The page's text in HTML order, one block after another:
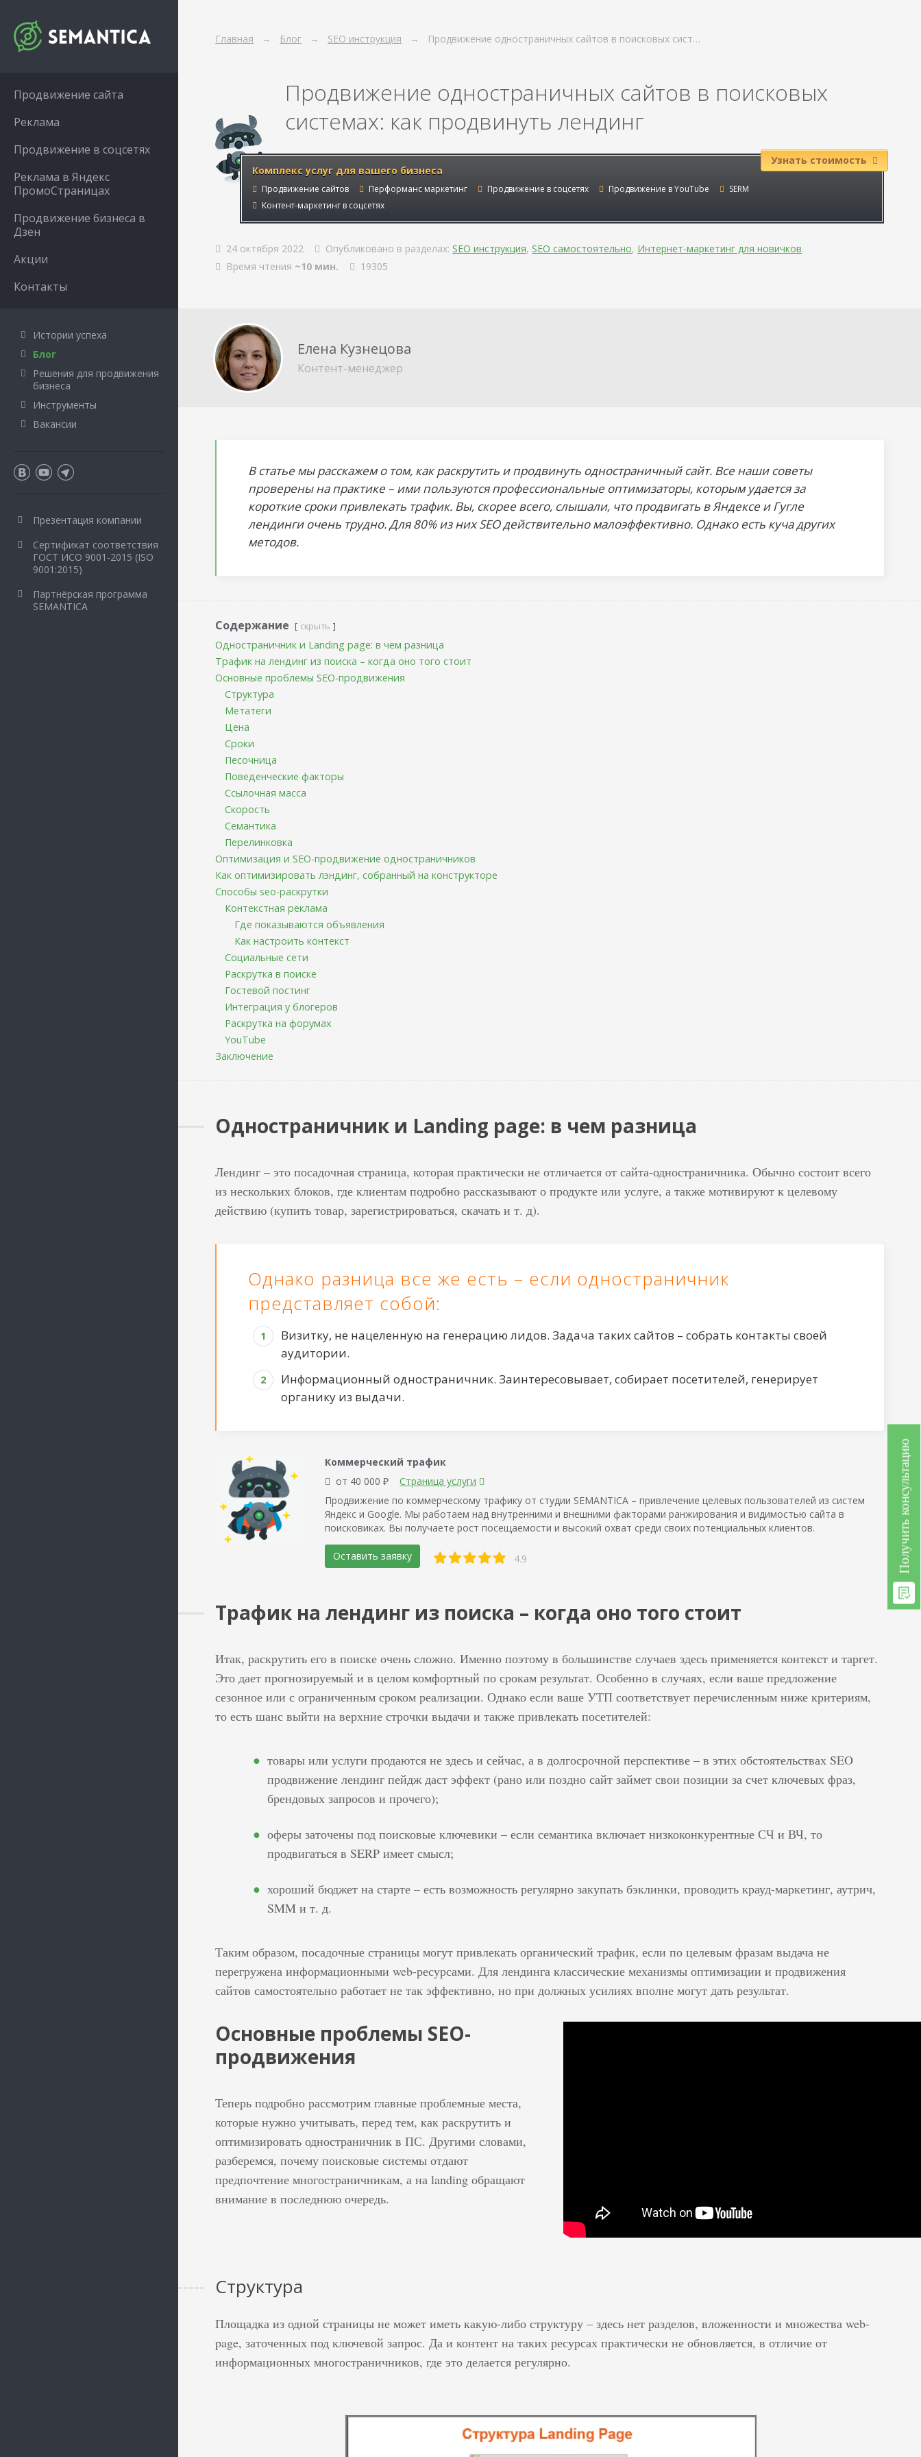
Главная Блог SEO инструкция Продвижение одностраничных сайтов в поисковых сист…
Продвижение одностраничных сайтов в поисковых
системах: как продвинуть лендинг
Комплекс услуг для вашего бизнеса
Продвижение сайтов Перформанс маркетинг Продвижение в соцсетях Продвижение в YouTube
SERM
Контент-маркетинг в соцсетях
Узнать стоимость
24 октября 2022 Опубликовано в разделах: SEO инструкция, SEO самостоятельно, Интернет-маркетинг для новичков.
Время чтения ~10 мин. 19305
Елена Кузнецова
Контент-менеджер
В статье мы расскажем о том, как раскрутить и продвинуть одностраничный сайт. Все наши советы
проверены на практике – ими пользуются профессиональные оптимизаторы, которым удается за
короткие сроки привлекать трафик. Вы, скорее всего, слышали, что продвигать в Яндексе и Гугле
лендинги очень трудно. Для 80% из них SEO действительно малоэффективно. Однако есть куча других
методов.
Содержание скрыть
Одностраничник и Landing page: в чем разница
Трафик на лендинг из поиска – когда оно того стоит
Основные проблемы SEO-продвижения
Структура
Метатеги
Цена
Сроки
Песочница
Поведенческие факторы
Ссылочная масса
Скорость
Семантика
Перелинковка
Оптимизация и SEO-продвижение одностраничников
Как оптимизировать лэндинг, собранный на конструкторе
Способы seo-раскрутки
Контекстная реклама
Где показываются объявления
Как настроить контекст
Социальные сети
Раскрутка в поиске
Гостевой постинг
Интеграция у блогеров
Раскрутка на форумах
YouTube
Заключение
Одностраничник и Landing page: в чем разница
Лендинг – это посадочная страница, которая практически не отличается от сайта-одностраничника. Обычно состоит всего
из нескольких блоков, где клиентам подробно рассказывают о продукте или услуге, а также мотивируют к целевому
действию (купить товар, зарегистрироваться, скачать и т. д).
Однако разница все же есть – если одностраничник
представляет собой:
Визитку, не нацеленную на генерацию лидов. Задача таких сайтов – собрать контакты своей
аудитории.
Информационный одностраничник. Заинтересовывает, собирает посетителей, генерирует
органику из выдачи.
Коммерческий трафик
от 40 000 ₽
Страница услуги
Продвижение по коммерческому трафику от студии SEMANTICA – привлечение целевых пользователей из систем
Яндекс и Google. Мы работаем над внутренними и внешними факторами ранжирования и видимостью сайта в
поисковиках. Вы получаете рост посещаемости и высокий охват среди своих потенциальных клиентов.
Оставить заявку 4.9
Трафик на лендинг из поиска – когда оно того стоит
Итак, раскрутить его в поиске очень сложно. Именно поэтому в большинстве случаев здесь применяется контекст и таргет.
Это дает прогнозируемый и в целом комфортный по срокам результат. Особенно в случаях, если ваше предложение
сезонное или с ограниченным сроком реализации. Однако если ваше УТП соответствует перечисленным ниже критериям,
то есть шанс выйти на верхние строчки выдачи и также привлекать посетителей:
товары или услуги продаются не здесь и сейчас, а в долгосрочной перспективе – в этих обстоятельствах SEO
продвижение лендинг пейдж даст эффект (рано или поздно сайт займет свои позиции за счет ключевых фраз,
брендовых запросов и прочего);
оферы заточены под поисковые ключевики – если семантика включает низкоконкурентные СЧ и ВЧ, то
продвигаться в SERP имеет смысл;
хороший бюджет на старте – есть возможность регулярно закупать бэклинки, проводить крауд-маркетинг, аутрич,
SMM и т. д.
Таким образом, посадочные страницы могут привлекать органический трафик, если по целевым фразам выдача не
перегружена информационными web-ресурсами. Для лендинга классические механизмы оптимизации и продвижения
сайтов самостоятельно работает не так эффективно, но при должных усилиях вполне могут дать результат.
Основные проблемы SEO-
продвижения
Теперь подробно рассмотрим главные проблемные места,
которые нужно учитывать, перед тем, как раскрутить и
оптимизировать одностраничник в ПС. Другими словами,
разберемся, почему поисковые системы отдают
предпочтение многостраничникам, а на landing обращают
внимание в последнюю очередь.
Структура
Площадка из одной страницы не может иметь какую-либо структуру – здесь нет разделов, вложенности и множества web-
page, заточенных под ключевой запрос. Да и контент на таких ресурсах практически не обновляется, в отличие от
информационных многостраничников, где это делается регулярно.
Продвижение сайта
Реклама
Продвижение в соцсетях
Реклама в Яндекс
ПромоСтраницах
Продвижение бизнеса в
Дзен
Акции
Контакты
Истории успеха
Блог
Решения для продвижения
бизнеса
Инструменты
Вакансии
Презентация компании
Сертификат соответствия
ГОСТ ИСО 9001-2015 (ISO
9001:2015)
Партнёрская программа
SEMANTICA
Получить консультацию